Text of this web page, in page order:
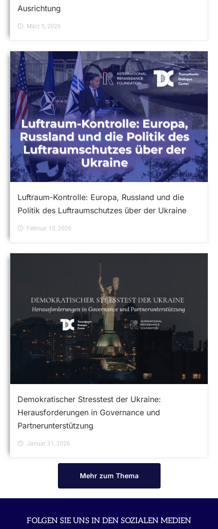
Ausrichtung
März 5, 2026
Luftraum-Kontrolle: Europa, Russland und die
Politik des Luftraumschutzes über der Ukraine
Februar 12, 2026
Demokratischer Stresstest der Ukraine:
Herausforderungen in Governance und
Partnerunterstützung
Januar 31, 2026
Mehr zum Thema
FOLGEN SIE UNS IN DEN SOZIALEN MEDIEN